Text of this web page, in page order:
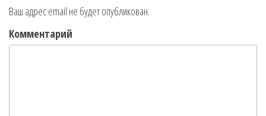
Ваш адрес email не будет опубликован.
Комментарий